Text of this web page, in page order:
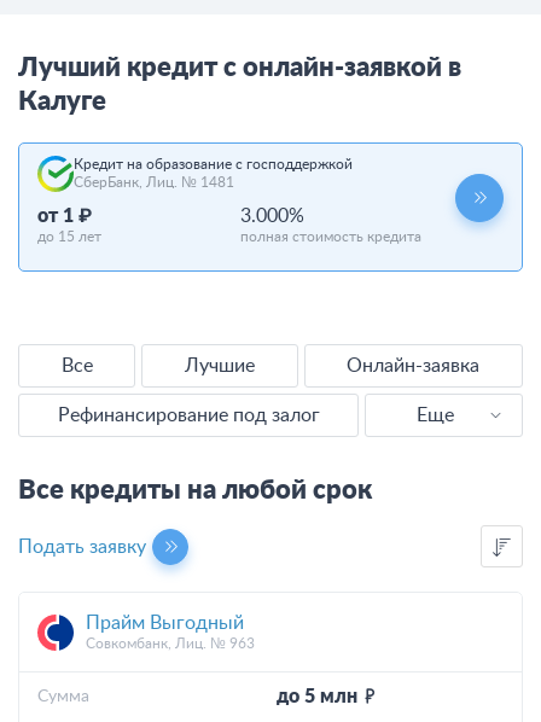
Лучший кредит с онлайн-заявкой в
Калуге
Кредит на образование с господдержкой
СберБанк, Лиц. № 1481
до 15 лет
от 1 ₽
полная стоимость кредита
3.000%
Все Лучшие Онлайн-заявка
Рефинансирование под залог
Еще
Наличными
Без справок
С плохой КИ
Все кредиты на любой срок
Подать заявку
Прайм Выгодный
Совкомбанк, Лиц. № 963
до 5 млн
Cумма